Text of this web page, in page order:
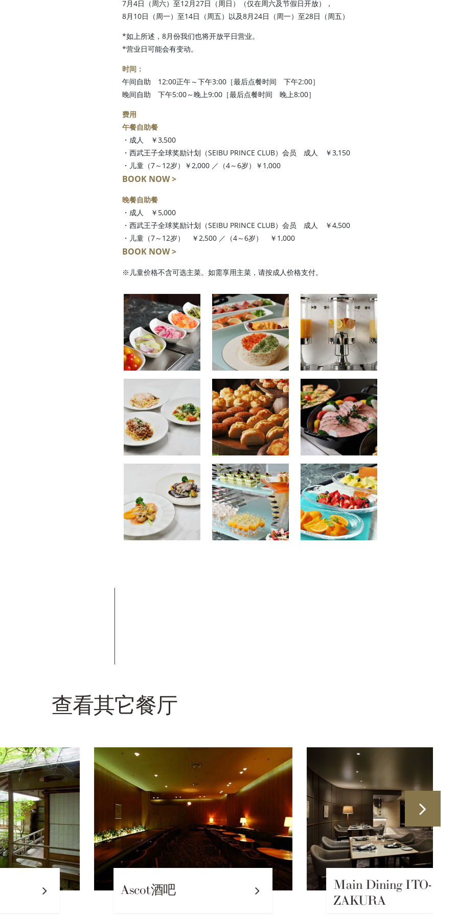
7月4日（周六）至12月27日（周日）（仅在周六及节假日开放），
8月10日（周一）至14日（周五）以及8月24日（周一）至28日（周五）
*如上所述，8月份我们也将开放平日营业。
*营业日可能会有变动。
时间：
午间自助 12:00正午～下午3:00［最后点餐时间 下午2:00］
晚间自助 下午5:00～晚上9:00［最后点餐时间 晚上8:00］
费用
午餐自助餐
・成人 ￥3,500
・西武王子全球奖励计划（SEIBU PRINCE CLUB）会员 成人 ￥3,150
・儿童（7～12岁）￥2,000 ／（4～6岁）￥1,000
BOOK NOW >
晚餐自助餐
・成人 ￥5,000
・西武王子全球奖励计划（SEIBU PRINCE CLUB）会员 成人 ￥4,500
・儿童（7～12岁） ￥2,500 ／（4～6岁） ￥1,000
BOOK NOW >
※儿童价格不含可选主菜。如需享用主菜，请按成人价格支付。
查看其它餐厅
Ascot酒吧
Main Dining ITO-